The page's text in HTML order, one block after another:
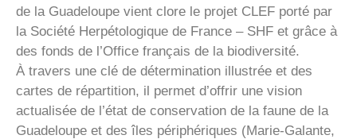
de la Guadeloupe vient clore le projet CLEF porté par
la Société Herpétologique de France – SHF et grâce à
des fonds de l’Office français de la biodiversité.
À travers une clé de détermination illustrée et des
cartes de répartition, il permet d’offrir une vision
actualisée de l’état de conservation de la faune de la
Guadeloupe et des îles périphériques (Marie-Galante,